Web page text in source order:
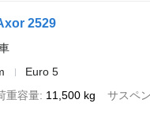
2529
Euro 5
重容量 11,500 kg サスペ